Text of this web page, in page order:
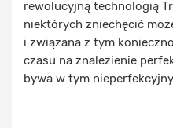
rewolucyjną technologią
niektórych zniechęcić
i związana z tym
czasu na znalezienie
bywa w tym